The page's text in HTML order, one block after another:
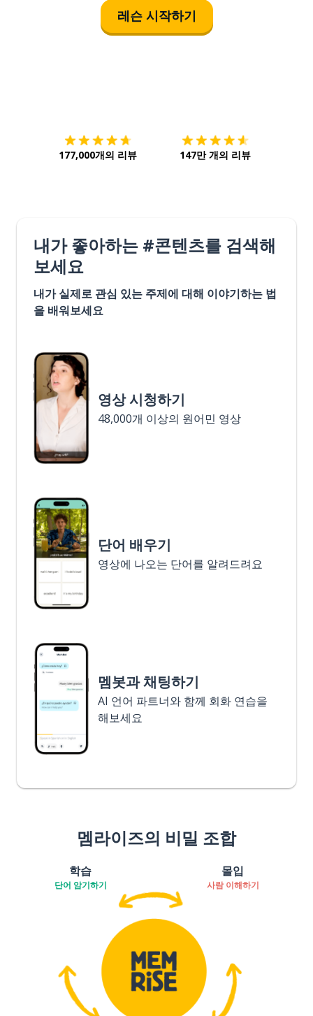
레슨 시작하기
177,000개의 리뷰 147만 개의 리뷰
내가 좋아하는 #콘텐츠를 검색해
보세요
내가 실제로 관심 있는 주제에 대해 이야기하는 법
을 배워보세요
영상 시청하기
48,000개 이상의 원어민 영상
단어 배우기
영상에 나오는 단어를 알려드려요
멤봇과 채팅하기
AI 언어 파트너와 함께 회화 연습을
해보세요
멤라이즈의 비밀 조합
학습
단어 암기하기
몰입
사람 이해하기